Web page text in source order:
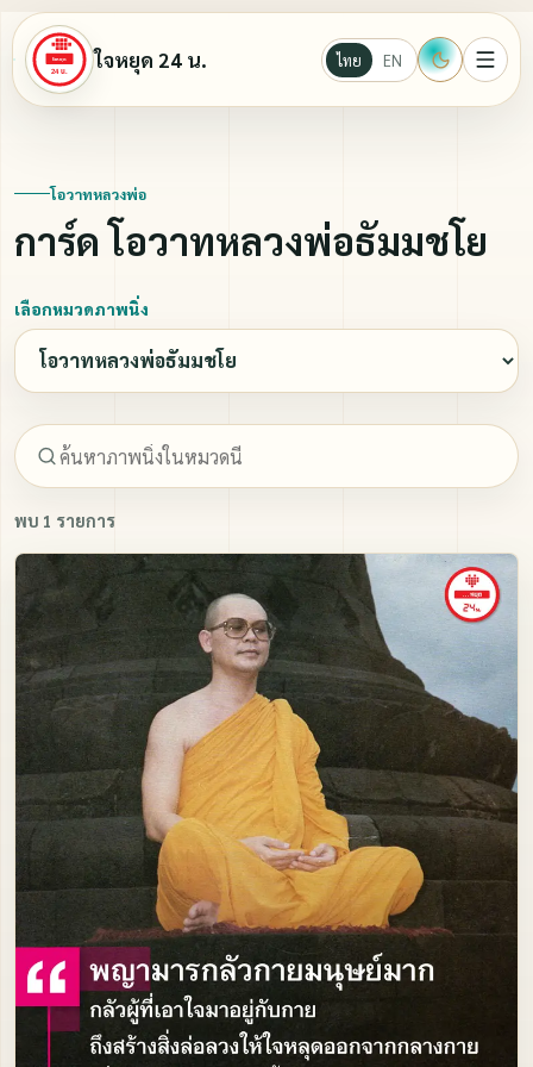
ใจหยุด 24 น. ไทย EN
Ebook
นั่งสมาธิ
ภาพนิ่ง
ติดต่อ
โอวาทหลวงพ่อ
การ์ด โอวาทหลวงพ่อธัมมชโย
เลือกหมวดภาพนิ่ง
พบ 1 รายการ